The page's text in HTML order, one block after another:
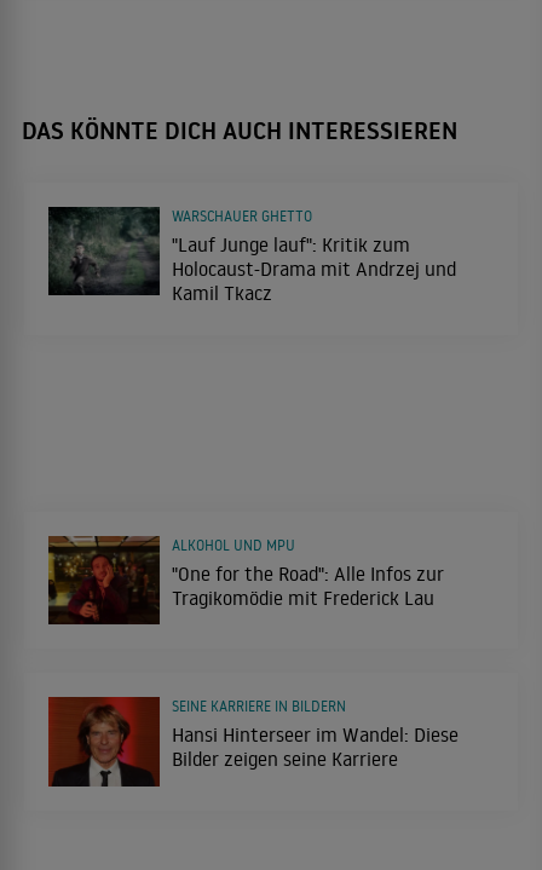
DAS KÖNNTE DICH AUCH INTERESSIEREN
"Lauf Junge lauf": Kritik zum
Holocaust-Drama mit Andrzej und
Kamil Tkacz
WARSCHAUER GHETTO
"One for the Road": Alle Infos zur
Tragikomödie mit Frederick Lau
ALKOHOL UND MPU
Hansi Hinterseer im Wandel: Diese
Bilder zeigen seine Karriere
SEINE KARRIERE IN BILDERN